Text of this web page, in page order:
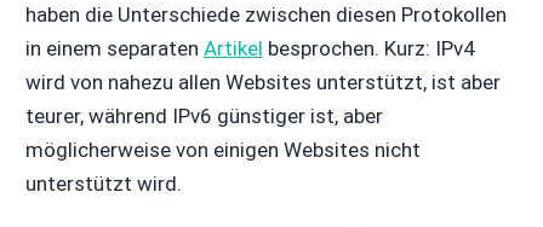
haben die Unterschiede zwischen diesen Protokollen
in einem separaten Artikel besprochen. Kurz: IPv4
wird von nahezu allen Websites unterstützt, ist aber
teurer, während IPv6 günstiger ist, aber
möglicherweise von einigen Websites nicht
unterstützt wird.